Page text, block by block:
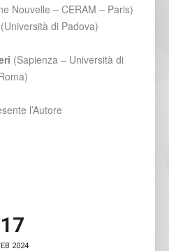
Nouvelle – CERAM – Paris)
(Università di Padova)
(Sapienza – Università di
l’Autore
17
2024